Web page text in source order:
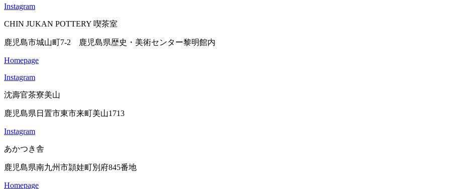
Instagram
CHIN JUKAN POTTERY 喫茶室
鹿児島市城山町7-2 鹿児島県歴史・美術センター黎明館内
Homepage
Instagram
沈壽官茶寮美山
鹿児島県日置市東市来町美山1713
Instagram
あかつき舎
鹿児島県南九州市頴娃町別府845番地
Homepage